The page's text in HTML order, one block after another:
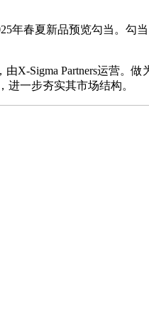
年春夏新品预览勾当。勾
Sigma Partners运营。
进一步夯实其市场结构。